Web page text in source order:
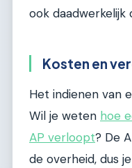
ook daadwerkelijk
Kosten en
Het indienen van
Wil je weten hoe
AP verloopt? De
de overheid, dus